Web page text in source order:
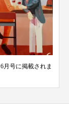
品川 床屋は高輪 手島